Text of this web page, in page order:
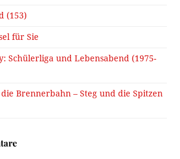
(153)
für Sie
Schülerliga und Lebensabend (1975-
Brennerbahn – Steg und die Spitzen